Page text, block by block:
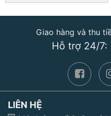
Giao hàng và thu
Hỗ trợ 24/
LIÊN HỆ